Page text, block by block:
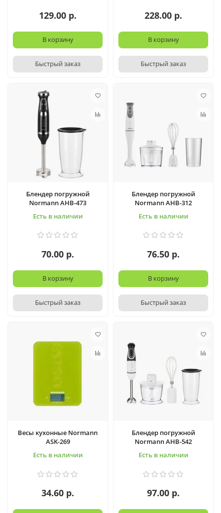
129.00 р.
В корзину
Быстрый заказ
228.00 р.
В корзину
Быстрый заказ
Блендер погружной
Normann AHB-473
Есть в наличии
70.00 р.
В корзину
Быстрый заказ
Блендер погружной
Normann AHB-312
Есть в наличии
76.50 р.
В корзину
Быстрый заказ
Весы кухонные Normann
ASK-269
Есть в наличии
34.60 р.
Блендер погружной
Normann AHB-542
Есть в наличии
97.00 р.